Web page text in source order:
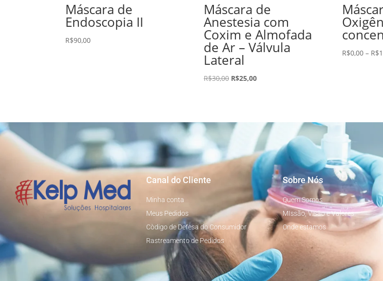
Máscara de
Endoscopia II
R$90,00
Máscara de
Anestesia com
Coxim e Almofada
de Ar – Válvula
Lateral
R$30,00 R$25,00
R$0,00 – R$
Canal do Cliente
Minha conta
Meus Pedidos
Còdigo de Defesa do Consumidor
Rastreamento de Pedidos
Sobre Nós
Quem Somos
MIssão, Visão e Valores
Onde estamos